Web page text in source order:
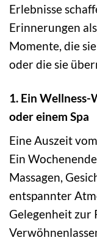
Erlebnisse
Erinnerungen
Momente, die
oder die sie
1. Ein
oder einem Spa
Eine Auszeit
Ein
Massagen,
entspannter
Gelegenheit zur